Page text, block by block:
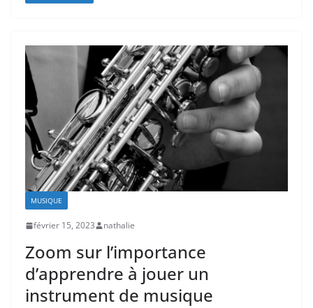
MUSIQUE
février 15, 2023 nathalie
Zoom sur l’importance
d’apprendre à jouer un
instrument de musique